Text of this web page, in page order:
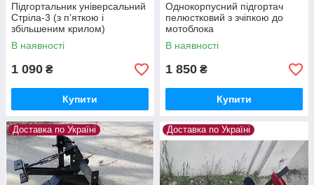
Підгортальник універсальний
Стріла-3 (з п’яткою і
збільшеним крилом)
В наявності
1 090 ₴
Купити
Однокорпусний підгортач
пелюстковий з зчіпкою до
мотоблока
В наявності
1 850 ₴
Купити
Доставка по Україні Доставка по Україні